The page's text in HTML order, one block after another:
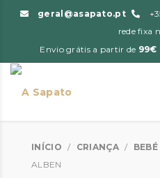
geral@asapato.pt
rede fixa
Envio grátis a partir de 99€
INÍCIO / CRIANÇA / BEBÉ
ALBEN